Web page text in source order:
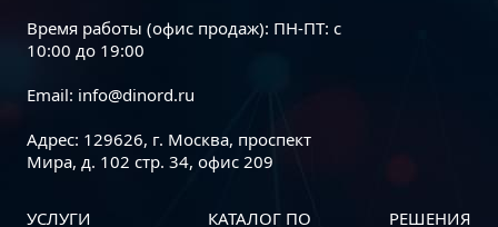
Время работы (офис продаж): ПН-ПТ: с
10:00 до 19:00
Email: info@dinord.ru
Адрес: 129626, г. Москва, проспект
Мира, д. 102 стр. 34, офис 209
УСЛУГИ КАТАЛОГ ПО РЕШЕНИЯ